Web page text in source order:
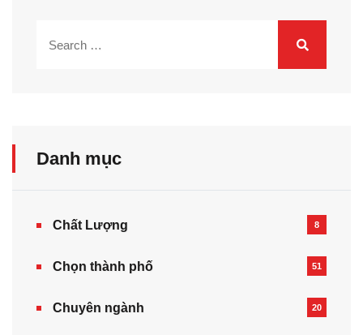
Danh mục
Chất Lượng 8
Chọn thành phố 51
Chuyên ngành 20